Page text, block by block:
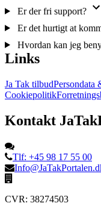
Er der fri support?
Er det hurtigt at
Hvordan kan jeg
Links
Ja Tak tilbudPersondata
Cookiepolitik
Kontakt
Tlf: +45 98 17 55 00
CVR: 38274503